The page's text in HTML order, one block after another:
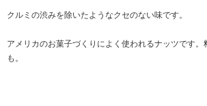
クルミの渋みを除いたようなクセのない味です。
アメリカのお菓子づくりによく使われるナッツです。
も。